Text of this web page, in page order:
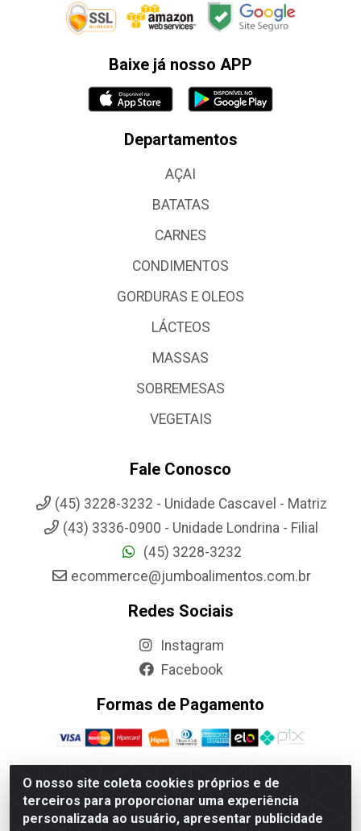
O nosso site coleta cookies próprios e de
terceiros para proporcionar uma experiência
personalizada ao usuário, apresentar publicidade
Baixe já nosso APP
Departamentos
AÇAI
BATATAS
CARNES
CONDIMENTOS
GORDURAS E OLEOS
LÁCTEOS
MASSAS
SOBREMESAS
VEGETAIS
Fale Conosco
(45) 3228-3232 - Unidade Cascavel - Matriz
(43) 3336-0900 - Unidade Londrina - Filial
(45) 3228-3232
ecommerce@jumboalimentos.com.br
Redes Sociais
Instagram
Facebook
Formas de Pagamento
Jumbo Alimentos Cascavel - Matriz - Rua Itatiba Do Sul, 161 -
Santos Dumont, Cascavel-PR - CEP 85804-700- CNPJ